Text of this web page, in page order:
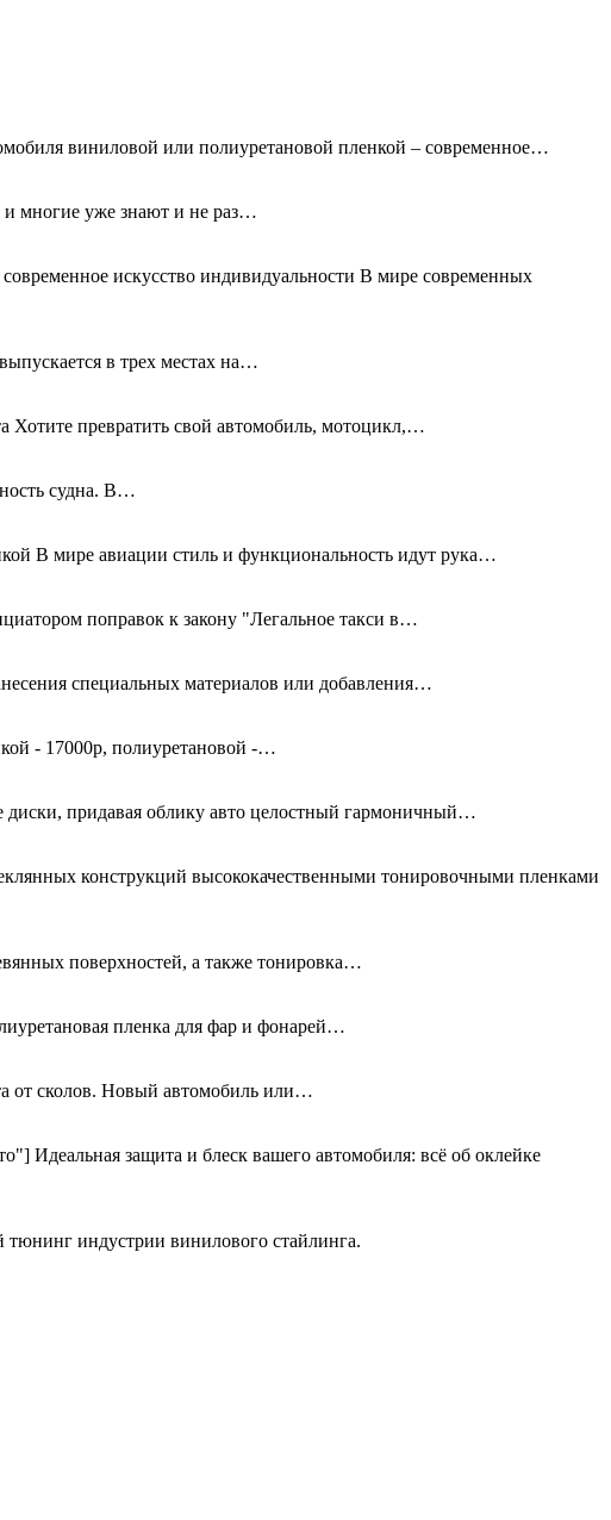
виниловой или полиуретановой пленкой – современное…
и многие уже знают и не раз…
искусство индивидуальности В мире современных
в трех местах на…
превратить свой автомобиль, мотоцикл,…
судна. В…
В мире авиации стиль и функциональность идут рука…
поправок к закону "Легальное такси в…
специальных материалов или добавления…
- 17000р, полиуретановой -…
придавая облику авто целостный гармоничный…
конструкций высококачественными тонировочными пленками
поверхностей, а также тонировка…
пленка для фар и фонарей…
от сколов. Новый автомобиль или…
Идеальная защита и блеск вашего автомобиля: всё об оклейке
индустрии винилового стайлинга.